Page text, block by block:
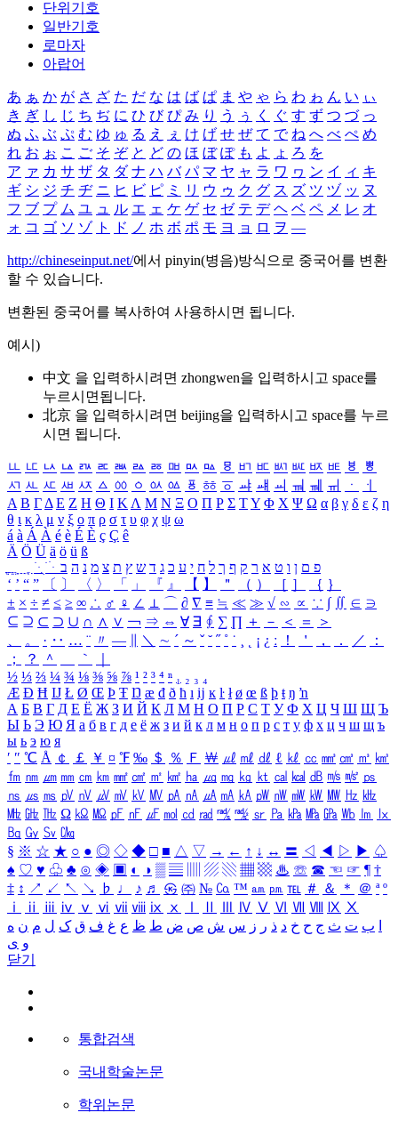
단위기호
일반기호
로마자
아랍어
あ ぁ か が さ ざ た だ な は ば ぱ ま や ゃ ら わ ゎ ん い ぃ
き ぎ し じ ち ぢ に ひ び ぴ み り う ぅ く ぐ す ず つ づ っ
ぬ ふ ぶ ぷ む ゆ ゅ る え ぇ け げ せ ぜ て で ね へ べ ぺ め
れ お ぉ こ ご そ ぞ と ど の ほ ぼ ぽ も よ ょ ろ を
ア ァ カ サ ザ タ ダ ナ ハ バ パ マ ヤ ャ ラ ワ ヮ ン イ ィ キ
ギ シ ジ チ ヂ ニ ヒ ビ ピ ミ リ ウ ゥ ク グ ス ズ ツ ヅ ッ ヌ
フ ブ プ ム ユ ュ ル エ ェ ケ ゲ セ ゼ テ デ ヘ ベ ペ メ レ オ
ォ コ ゴ ソ ゾ ト ド ノ ホ ボ ポ モ ヨ ョ ロ ヲ ―
http://chineseinput.net/에서 pinyin(병음)방식으로 중국어를 변환
할 수 있습니다.
변환된 중국어를 복사하여 사용하시면 됩니다.
예시)
中文 을 입력하시려면 zhongwen을 입력하시고 space를
누르시면됩니다.
北京 을 입력하시려면 beijing을 입력하시고 space를 누르
시면 됩니다.
ㅥ ㅦ ㅧ ㅨ ㅩ ㅪ ㅫ ㅬ ㅭ ㅮ ㅯ ㅰ ㅱ ㅲ ㅳ ㅴ ㅵ ㅶ ㅷ ㅸ
ㅹ
ㅺ ㅻ ㅼ ㅽ ㅾ ㅿ ㆀ ㆁ ㆂ ㆃ ㆄ ㆅ ㆆ ㆇ ㆈ ㆉ ㆊ ㆋ ㆌ ㆍ
ㆎ
Α Β ΓΔ Ε Ζ Η Θ Ι ΚΛ Μ Ν Ξ Ο Π Ρ Σ ΤΥ Φ Χ Ψ Ω α β γ δ ε ζ η
θ ι κ λ μ ν ξ ο π ρ σ τ υ φ χ ψ ω
á à Á À é è É È ç Ç ê
Ä Ö Ü ä ö ü ß
ִֶֹ ֻּ ׁׂ פ ם ן ו ט א ר ק ף ך ל ח י ע כ ג ד ש ץ ת צ מ נ ה ב
‘ ’ “ ” 〔 〕 〈 〉 「 」 『 』 【 】 ＂ （ ） ［ ］ ｛ ｝
± × ÷ ≠ ≤ ≥ ∞ ∴ ♂ ♀ ∠ ⊥ ⌒ ∂ ∇ ≡ ≒ ≪ ≫ √ ∽ ∝ ∵ ∫ ∬ ∈ ∋
⊆ ⊇ ⊂ ⊃ ∪ ∩ ∧ ∨ ￢ ⇒ ⇔ ∀ ∃ ∮ ∑ ∏ ＋ － ＜ ＝
＞
、
。 · ‥ … ¨ 〃 ― ＼ ∼ ´ ～ ˇ ˘ ˝ ˚ ˙ ¸ ¡ ¿ ː ！ ＇ ， ． ／
：
；
？ ＾ ｀
½ ⅓ ⅔ ¼ ¾ ⅛ ⅜ ⅝ ⅞ ¹ ² ³ ⁴ ⁿ ₁ ₂ ₃ ₄
Æ Ð Ħ Ĳ Ł Ø Œ Þ Ŧ Ŋ æ đ ð ħ ı ĳ ĸ ŀ ł ø œ ß þ ŧ ŋ ŉ
А Б В Г Д Е Ё Ж З И Й К Л М Н О П Р С Т У Ф Х Ц Ч Ш Щ Ъ
Ы Ь Э Ю Я а б в г д е ё ж з и й к л м н о п р с т у ф х ц ч ш щ ъ
ы ь э ю я
′ ″ ℃ Å ￠ ￡ ￥ ¤ ℉ ‰ ＄ ％ Ｆ ￦ ㎕ ㎖ ㎗ ℓ ㎘ ㏄ ㎣ ㎤ ㎥ ㎦
㎙ ㎚ ㎛ ㎜ ㎝ ㎞ ㎟ ㎠ ㎡ ㎢ ㏊ ㎍ ㎎ ㎏ ㏏ ㎈ ㎉ ㏈ ㎧ ㎨ ㎰
㎱ ㎲ ㎳ ㎴ ㎵ ㎶ ㎷ ㎸ ㎹ ㎀ ㎁ ㎂ ㎃ ㎄ ㎺ ㎻ ㎽ ㎾ ㎿ ㎐ ㎑
㎒ ㎓ ㎔ Ω ㏀ ㏁ ㎊ ㎋ ㎌ ㏖ ㏅ ㎭ ㎮ ㎯ ㏛ ㎩ ㎪ ㎫ ㎬ ㏝ ㏐
㏓
㏃ ㏉ ㏜ ㏆
§ ※ ☆ ★ ○ ● ◎ ◇ ◆ □ ■ △ ▽ → ← ↑ ↓ ↔ 〓 ◁ ◀ ▷ ▶ ♤
♠ ♡ ♥ ♧ ♣ ⊙ ◈ ▣ ◐ ◑ ▒ ▤ ▨ ▧ ▦ ▩ ♨ ☏ ☎ ☜ ☞ ¶ †
‡ ↕ ↗ ↙ ↖ ↘ ♭ ♩ ♪ ♬ ㉿ ㈜ № ㏇ ™ ㏂ ㏘ ℡ ＃ ＆ ＊ ＠ ª º
ⅰ
ⅱ ⅲ ⅳ ⅴ ⅵ ⅶ ⅷ ⅸ ⅹ Ⅳ Ⅴ Ⅵ Ⅶ Ⅷ Ⅸ Ⅹ
ب ت ث ج ح خ د ذ ر ز س ش ص ض ط ظ ع غ ف ق ک ل م ن ه
و ی
닫기
통합검색
국내학술논문
학위논문